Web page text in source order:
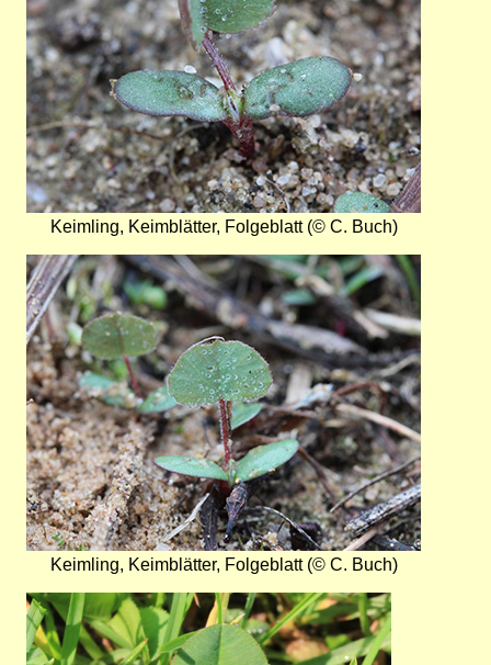
Keimling, Keimblätter, Folgeblatt (© C. Buch)
Bild
Keimling, Keimblätter, Folgeblatt (© C. Buch)
Bild